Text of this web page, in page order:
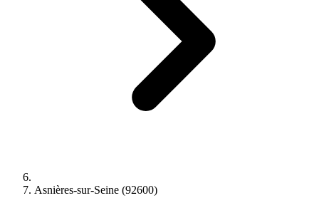
Asnières-sur-Seine (92600)